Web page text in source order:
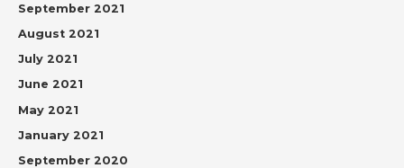
September 2021
August 2021
July 2021
June 2021
May 2021
January 2021
September 2020